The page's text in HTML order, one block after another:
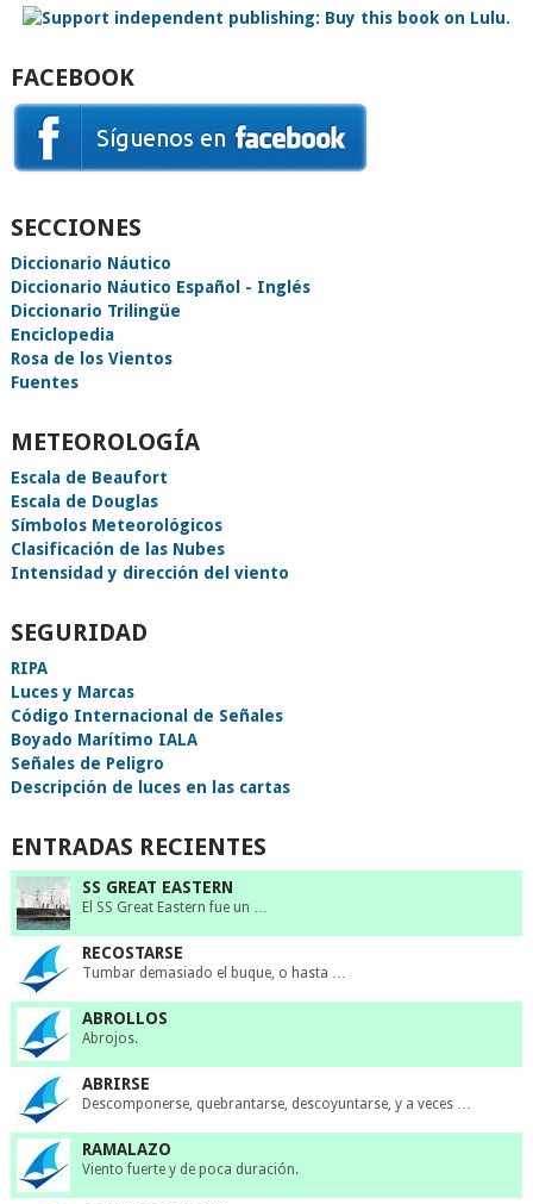
FACEBOOK
SECCIONES
Diccionario Náutico
Diccionario Náutico Español - Inglés
Diccionario Trilingüe
Enciclopedia
Rosa de los Vientos
Fuentes
METEOROLOGÍA
Escala de Beaufort
Escala de Douglas
Símbolos Meteorológicos
Clasificación de las Nubes
Intensidad y dirección del viento
SEGURIDAD
RIPA
Luces y Marcas
Código Internacional de Señales
Boyado Marítimo IALA
Señales de Peligro
Descripción de luces en las cartas
ENTRADAS RECIENTES
SS GREAT EASTERN
El SS Great Eastern fue un …
RECOSTARSE
Tumbar demasiado el buque, o hasta …
ABROLLOS
Abrojos.
ABRIRSE
Descomponerse, quebrantarse, descoyuntarse, y a veces …
RAMALAZO
Viento fuerte y de poca duración.